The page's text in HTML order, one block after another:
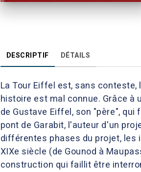
DESCRIPTIF DÉTAILS
La Tour Eiffel est, sans
histoire est mal connue. Grâce
de Gustave Eiffel, son "père",
pont de Garabit, l'auteur d'un
différentes phases du projet, les
XIXe siècle (de Gounod à
construction qui faillit être